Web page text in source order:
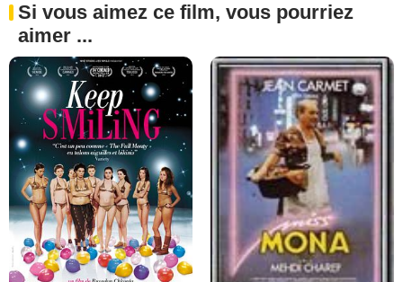
Si vous aimez ce film, vous pourriez
aimer ...